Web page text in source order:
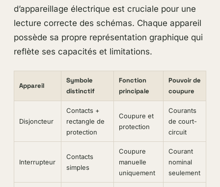
d’appareillage électrique est cruciale pour une
lecture correcte des schémas. Chaque appareil
possède sa propre représentation graphique qui
reflète ses capacités et limitations.
Appareil
Symbole
distinctif
Fonction
principale
Pouvoir de
coupure
Disjoncteur
Contacts +
rectangle de
protection
Coupure et
protection
Courants
de court-
circuit
Interrupteur
Contacts
simples
Coupure
manuelle
uniquement
Courant
nominal
seulement